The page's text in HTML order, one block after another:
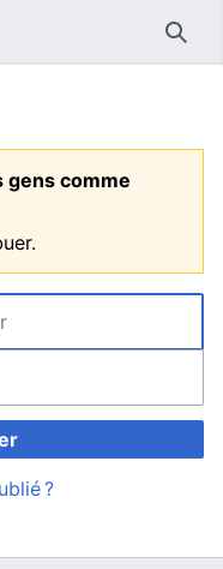
gens comme
?